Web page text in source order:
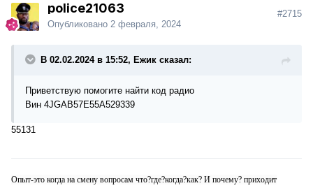
police21063
Опубликовано 2 февраля, 2024
#2715
В 02.02.2024 в 15:52, Ежик сказал:
Приветствую помогите найти код радио
Вин 4JGAB57E55A529339
55131
Опыт-это когда на смену вопросам что?где?когда?как? И почему? приходит